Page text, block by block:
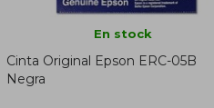
En stock
Cinta Original Epson ERC-05B
Negra